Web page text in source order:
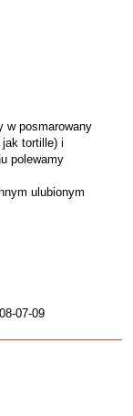
w posmarowany
tortille) i
polewamy
ulubionym
07-09